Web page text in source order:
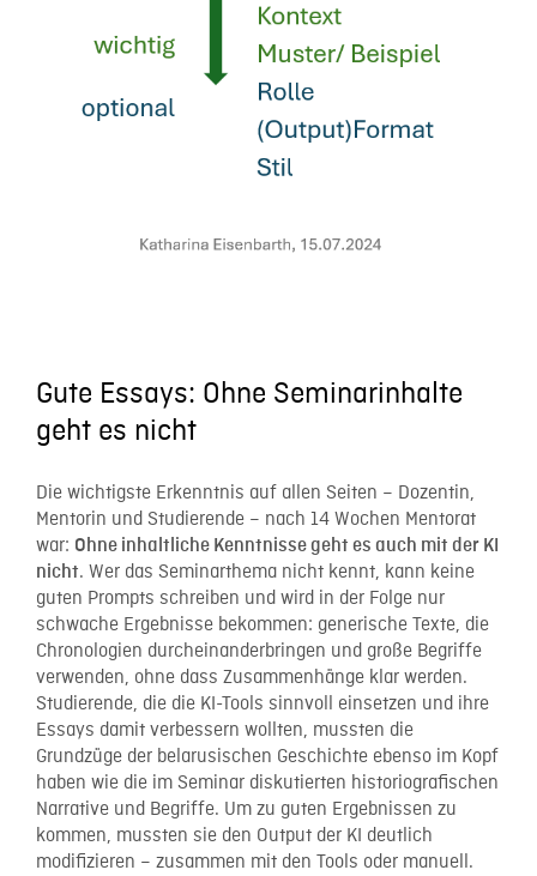
Gute Essays: Ohne Seminarinhalte
geht es nicht
Die wichtigste Erkenntnis auf allen Seiten – Dozentin,
Mentorin und Studierende – nach 14 Wochen Mentorat
war: Ohne inhaltliche Kenntnisse geht es auch mit der KI
nicht. Wer das Seminarthema nicht kennt, kann keine
guten Prompts schreiben und wird in der Folge nur
schwache Ergebnisse bekommen: generische Texte, die
Chronologien durcheinanderbringen und große Begriffe
verwenden, ohne dass Zusammenhänge klar werden.
Studierende, die die KI-Tools sinnvoll einsetzen und ihre
Essays damit verbessern wollten, mussten die
Grundzüge der belarusischen Geschichte ebenso im Kopf
haben wie die im Seminar diskutierten historiografischen
Narrative und Begriffe. Um zu guten Ergebnissen zu
kommen, mussten sie den Output der KI deutlich
modifizieren – zusammen mit den Tools oder manuell.